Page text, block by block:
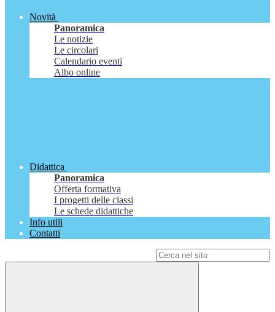
Novità
Panoramica
Le notizie
Le circolari
Calendario eventi
Albo online
Didattica
Panoramica
Offerta formativa
I progetti delle classi
Le schede didattiche
Info utili
Contatti